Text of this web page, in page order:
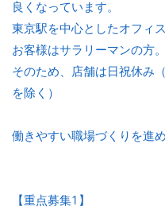
良くなっています。
東京駅を中心としたオフィ
お客様はサラリーマンの方。
そのため、店舗は日祝休み
を除く）
働きやすい職場づくりを進め
【重点募集1】